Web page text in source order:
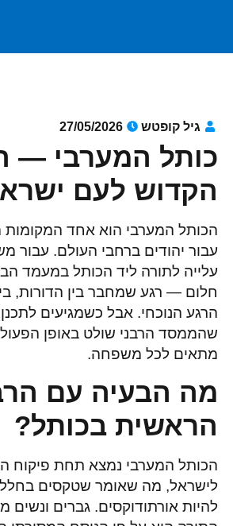
גיל קופטש 27/05/2026
כותל המערבי —
הקדוש לעם
הכותל המערבי הוא אחד המקומות
עבור יהודים ברחבי העולם. עבור
עלייה לתורה ליד הכותל במעמד
חלום — רגע שמחבר בין הדורות,
הרגע הנוכחי. אבל כשמגיעים
שהממסד הרבני שולט באופן
מתאים לכל משפחה.
מה הבעיה עם
הראשית בכותל?
הכותל המערבי נמצא תחת פיקוח
לישראל, מה שאומר שטקסים בחלל
להיות אורתודוקסים. גברים ונשים